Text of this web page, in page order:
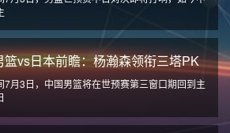
篮vs日本前瞻：杨瀚森领衔三塔PK
7月3日，中国男篮将在世预赛第三窗口期回到主